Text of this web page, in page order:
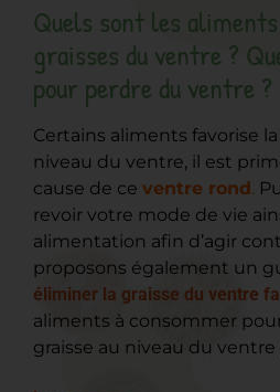
Quels sont les
graisses du ventre ?
pour perdre du ventre ?
Certains aliments favorise
niveau du ventre, il est
cause de ce ventre rond.
revoir votre mode de vie
alimentation afin d’agir
proposons également un
éliminer la graisse du ventre
aliments à consommer
graisse au niveau du ventre